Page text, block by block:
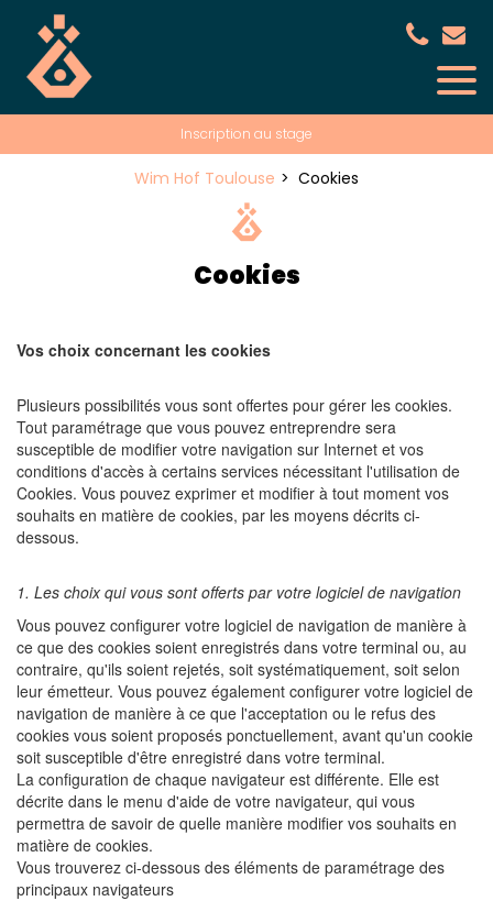
Inscription au stage
Wim Hof Toulouse Cookies
Cookies
Vos choix concernant les cookies
Plusieurs possibilités vous sont offertes pour gérer les cookies.
Tout paramétrage que vous pouvez entreprendre sera
susceptible de modifier votre navigation sur Internet et vos
conditions d'accès à certains services nécessitant l'utilisation de
Cookies. Vous pouvez exprimer et modifier à tout moment vos
souhaits en matière de cookies, par les moyens décrits ci-
dessous.
1. Les choix qui vous sont offerts par votre logiciel de navigation
Vous pouvez configurer votre logiciel de navigation de manière à
ce que des cookies soient enregistrés dans votre terminal ou, au
contraire, qu'ils soient rejetés, soit systématiquement, soit selon
leur émetteur. Vous pouvez également configurer votre logiciel de
navigation de manière à ce que l'acceptation ou le refus des
cookies vous soient proposés ponctuellement, avant qu'un cookie
soit susceptible d'être enregistré dans votre terminal.
La configuration de chaque navigateur est différente. Elle est
décrite dans le menu d'aide de votre navigateur, qui vous
permettra de savoir de quelle manière modifier vos souhaits en
matière de cookies.
Vous trouverez ci-dessous des éléments de paramétrage des
principaux navigateurs
Panneau de gestion des cookies